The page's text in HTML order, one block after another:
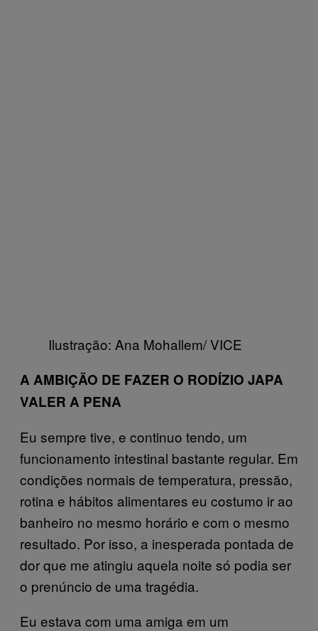
Ilustração: Ana Mohallem/ VICE
A AMBIÇÃO DE FAZER O RODÍZIO JAPA
VALER A PENA
Eu sempre tive, e continuo tendo, um
funcionamento intestinal bastante regular. Em
condições normais de temperatura, pressão,
rotina e hábitos alimentares eu costumo ir ao
banheiro no mesmo horário e com o mesmo
resultado. Por isso, a inesperada pontada de
dor que me atingiu aquela noite só podia ser
o prenúncio de uma tragédia.
Eu estava com uma amiga em um